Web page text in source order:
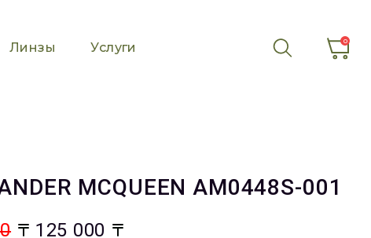
Линзы Услуги 0
MCQUEEN AM0448S-001
125 000